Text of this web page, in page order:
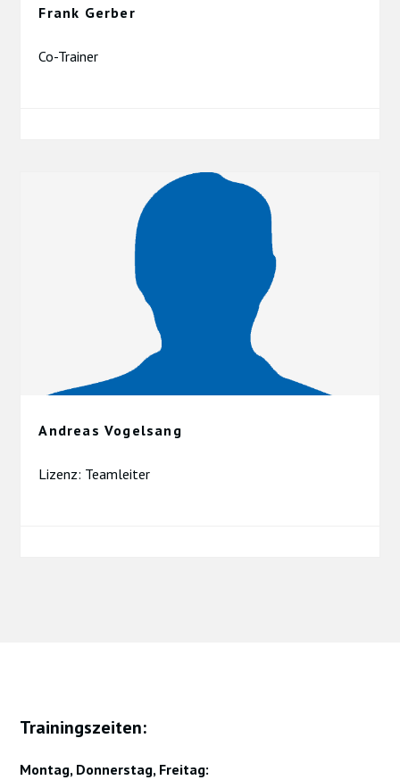
Frank Gerber
Co-Trainer
Andreas Vogelsang
Lizenz: Teamleiter
Trainingszeiten:
Montag, Donnerstag, Freitag: